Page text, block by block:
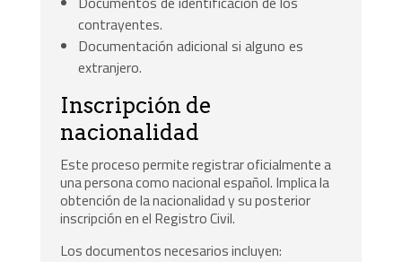
contrayentes.
Documentación adicional si alguno es
extranjero.
Inscripción de
nacionalidad
Este proceso permite registrar oficialmente a
una persona como nacional español. Implica la
obtención de la nacionalidad y su posterior
inscripción en el Registro Civil.
Los documentos necesarios incluyen: